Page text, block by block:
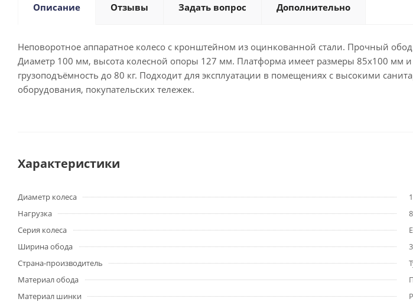
Описание Отзывы Задать вопрос Дополнительно
Неповоротное аппаратное колесо с кронштейном из оцинкованной стали. Прочный
Диаметр 100 мм, высота колесной опоры 127 мм. Платформа имеет размеры 85x100 мм
грузоподъёмность до 80 кг. Подходит для эксплуатации в помещениях с высокими
оборудования, покупательских тележек.
Характеристики
Диаметр колеса
Нагрузка
Серия колеса
Ширина обода
Страна-производитель
Материал обода
Материал шинки